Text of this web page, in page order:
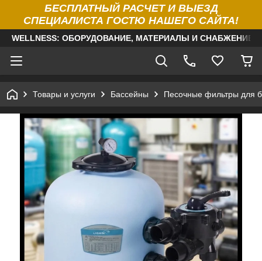
БЕСПЛАТНЫЙ РАСЧЕТ И ВЫЕЗД
СПЕЦИАЛИСТА ГОСТЮ НАШЕГО САЙТА!
WELLNESS: ОБОРУДОВАНИЕ, МАТЕРИАЛЫ И
Товары и услуги Бассейны Песочные фильтры для